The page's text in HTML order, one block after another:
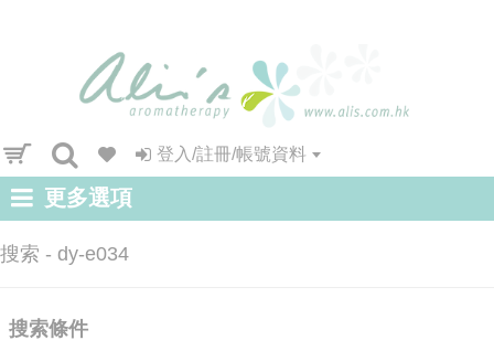
登入/註冊/帳號資料
更多選項
搜索 - dy-e034
搜索條件